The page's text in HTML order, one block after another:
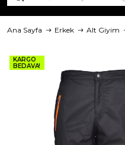
Ana Sayfa Erkek Alt Giyim
KARGO
BEDAVA!